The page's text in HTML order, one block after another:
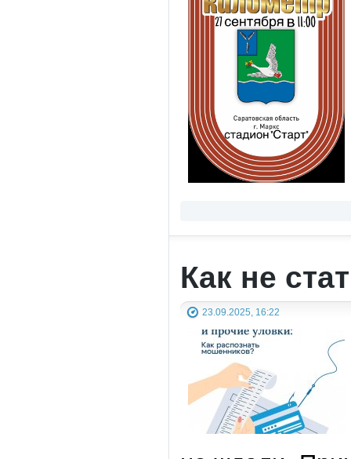
Как не
23.09.2025, 16:22